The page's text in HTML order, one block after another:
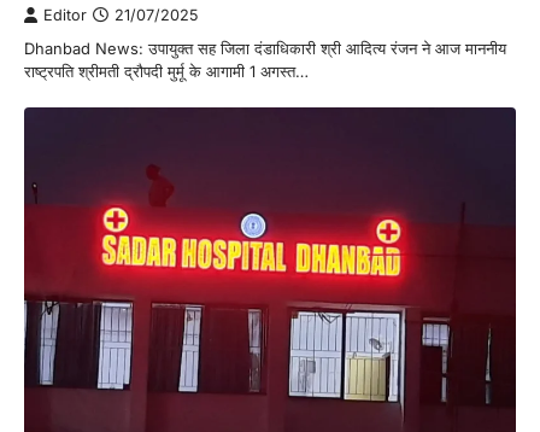
Editor 21/07/2025
Dhanbad News: उपायुक्त सह जिला दंडाधिकारी‌ श्री आदित्य रंजन ने आज माननीय
राष्ट्रपति श्रीमती द्रौपदी मुर्मू के आगामी 1 अगस्त…